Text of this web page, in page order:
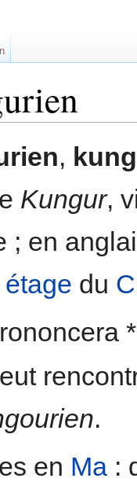
,
Kungur,
; en
étage du
.
en Ma :